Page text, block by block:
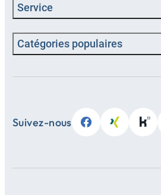
Service
Catégories populaires
Suivez-nous